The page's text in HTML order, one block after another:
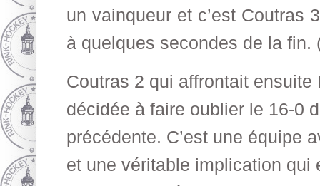
un vainqueur et c’est Coutras
à quelques secondes de la fin.
Coutras 2 qui affrontait ensuite
décidée à faire oublier le 16-0
précédente. C’est une équipe
et une véritable implication qui